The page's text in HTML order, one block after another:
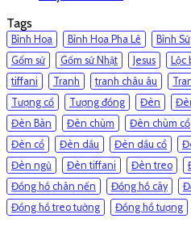
Tags
Bình Hoa Bình Hoa Pha Lê Bình Sứ
Gốm sứ
Gốm sứ Nhật Jesus Lộc
tiffani
Tranh tranh châu âu
Tượng cổ
Tượng đồng Đèn
Đèn Bàn
Đèn chùm Đèn chùm cổ
Đèn cổ
Đèn dầu Đèn dầu cổ
Đèn ngủ
Đèn tiffani Đèn treo
Đồng hồ chân nến
Đồng hồ cây
Đồng hồ treo tường
Đồng hồ tượng